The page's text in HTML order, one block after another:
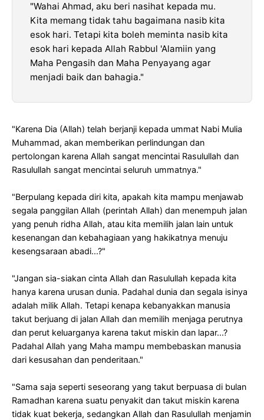
"Wahai Ahmad, aku beri nasihat kepada mu.
Kita memang tidak tahu bagaimana nasib kita
esok hari. Tetapi kita boleh meminta nasib kita
esok hari kepada Allah Rabbul 'Alamiin yang
Maha Pengasih dan Maha Penyayang agar
menjadi baik dan bahagia."
"Karena Dia (Allah) telah berjanji kepada ummat Nabi Mulia
Muhammad, akan memberikan perlindungan dan
pertolongan karena Allah sangat mencintai Rasulullah dan
Rasulullah sangat mencintai seluruh ummatnya."
"Berpulang kepada diri kita, apakah kita mampu menjawab
segala panggilan Allah (perintah Allah) dan menempuh jalan
yang penuh ridha Allah, atau kita memilih jalan lain untuk
kesenangan dan kebahagiaan yang hakikatnya menuju
kesengsaraan abadi...?"
"Jangan sia-siakan cinta Allah dan Rasulullah kepada kita
hanya karena urusan dunia. Padahal dunia dan segala isinya
adalah milik Allah. Tetapi kenapa kebanyakkan manusia
takut berjuang di jalan Allah dan memilih menjaga perutnya
dan perut keluarganya karena takut miskin dan lapar...?
Padahal Allah yang Maha mampu membebaskan manusia
dari kesusahan dan penderitaan."
"Sama saja seperti seseorang yang takut berpuasa di bulan
Ramadhan karena suatu penyakit dan takut miskin karena
tidak kuat bekerja, sedangkan Allah dan Rasulullah menjamin